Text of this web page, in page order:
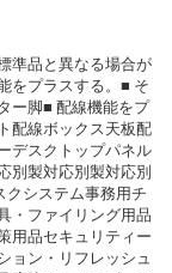
準品 と 異なる場合が
をプラ スする。 ■ そ
ー脚■ 配線機能をプ
ト 配線ボ ッ ク ス天板 配
デスク ト ッ プパネル
別 製対応別 製対応別
ク システム事務用チ
・ フ ァイ リ ング用品
用品セキ ュ リ テ ィ ー
ョ ン ・ リ フ レ ッ シ ュ